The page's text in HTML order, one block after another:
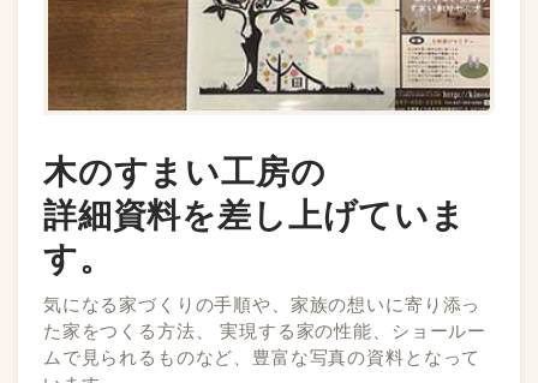
木のすまい工房の
詳細資料を差し上げていま
す。
気になる家づくりの手順や、家族の想いに寄り添っ
た家をつくる方法、 実現する家の性能、ショールー
ムで見られるものなど、豊富な写真の資料となって